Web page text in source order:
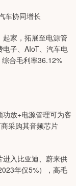
车协同增长
家，拓展至电源管
子、AIoT、汽车电
合毛利率36.12%
放+电源管理可为客
采购其音频芯片
入比亚迪、蔚来供
年仅5%），高毛